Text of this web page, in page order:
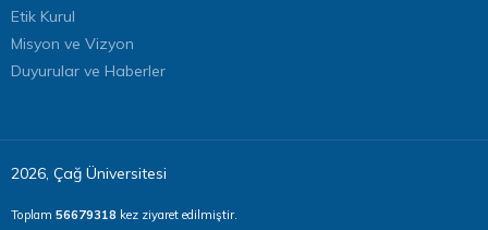
Etik Kurul
Misyon ve Vizyon
Duyurular ve Haberler
2026, Çağ Üniversitesi
Toplam 56679318 kez ziyaret edilmiştir.